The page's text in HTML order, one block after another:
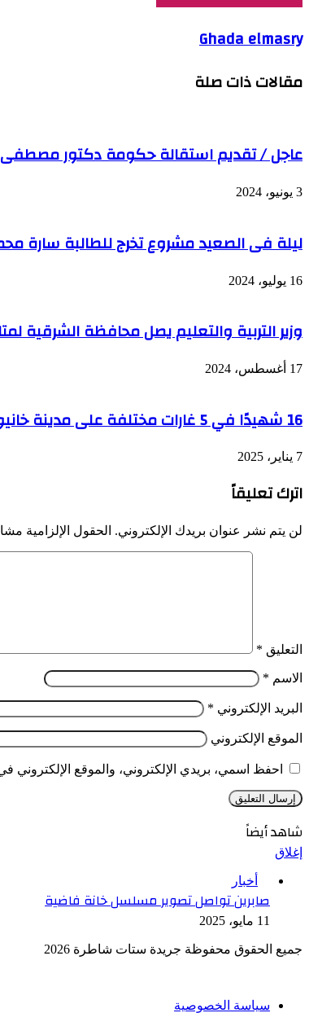
Ghada elmasry
مقالات ذات صلة
عاجل / تقديم استقالة حكومة دكتور مصطفى
3 يونيو، 2024
ليلة فى الصعيد مشروع تخرج للطالبة سارة
16 يوليو، 2024
وزير التربية والتعليم يصل محافظة الشرقية
17 أغسطس، 2024
16 شهيدًا في 5 غارات مختلفة على مدينة خانيونس
7 يناير، 2025
اترك تعليقاً
لن يتم نشر عنوان بريدك الإلكتروني. الحقول الإلزامية
التعليق *
الاسم *
البريد الإلكتروني *
الموقع الإلكتروني
احفظ اسمي، بريدي الإلكتروني، والموقع الإلكتروني
شاهد أيضاً
إغلاق
أخبار
صابرين تواصل تصوير مسلسل خانة فاضية
11 مايو، 2025
جميع الحقوق محفوظة جريدة ستات شاطرة 2026
سياسة الخصوصية